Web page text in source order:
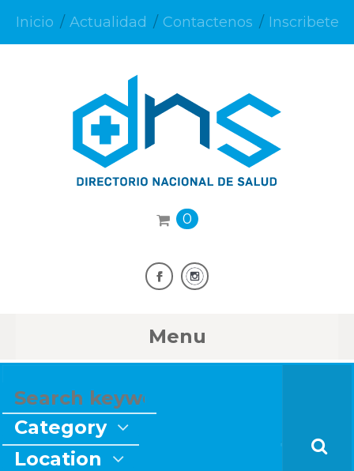
Inicio Actualidad Contactenos Inscribete
0
Menu
Category
Location